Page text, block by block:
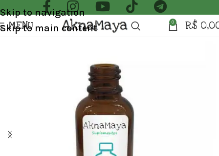
Skip to navigation
Skip to main content
MENU 0 R$